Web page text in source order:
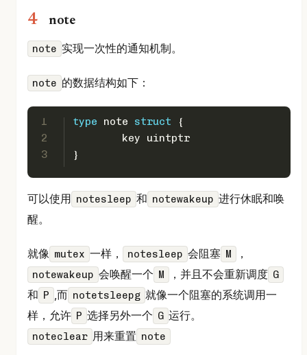
note
note 实现一次性的通知机制。
note 的数据结构如下：
1
2
3
type note struct {
	key
uintptr
}
可以使用 notesleep 和 notewakeup 进行休眠和唤
醒。
就像 mutex 一样， notesleep 会阻塞 M ，
notewakeup 会唤醒一个 M ，并且不会重新调度 G
和 P ,而 notetsleepg 就像一个阻塞的系统调用一
样，允许 P 选择另外一个 G 运行。
noteclear 用来重置 note